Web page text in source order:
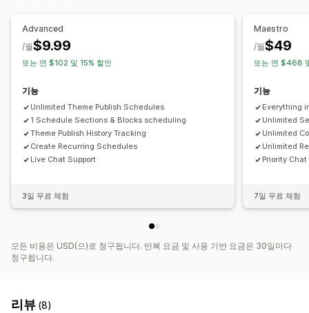
Advanced
$9.99
/월
또는 연 $102 및 15% 할인
기능
Unlimited Theme Publish Schedules
1 Schedule Sections & Blocks scheduling
Theme Publish History Tracking
Create Recurring Schedules
Live Chat Support
3일 무료 체험
Maestro
$49
/월
또는 연 $468
기능
Everything
Unlimited
Unlimited
Unlimited
Priority
7일 무료 체험
모든 비용은 USD(으)로 청구됩니다. 반복 요금 및 사용 기반 요금은 30일마다
청구됩니다.
리뷰 (8)